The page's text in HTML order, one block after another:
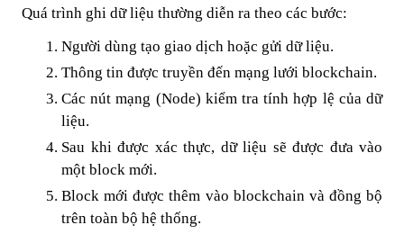
Quá trình ghi dữ liệu thường diễn ra theo các bước:
Người dùng tạo giao dịch hoặc gửi dữ liệu.
Thông tin được truyền đến mạng lưới blockchain.
Các nút mạng (Node) kiểm tra tính hợp lệ của dữ
liệu.
Sau khi được xác thực, dữ liệu sẽ được đưa vào
một block mới.
Block mới được thêm vào blockchain và đồng bộ
trên toàn bộ hệ thống.